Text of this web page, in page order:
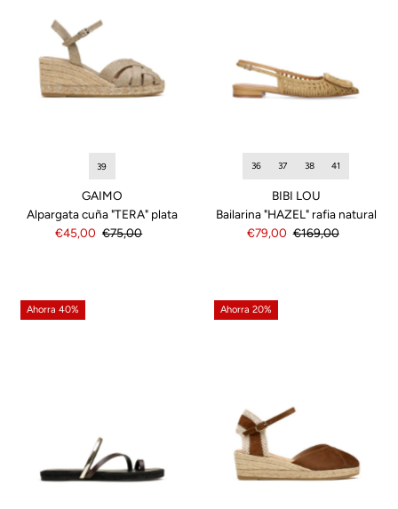
39
GAIMO
Alpargata cuña "TERA" plata
Precio
€45,00 Precio
€75,00
36 37 38 41
BIBI LOU
Bailarina "HAZEL" rafia natural
Precio
€79,00 Precio
€169,00
Ahorra 40% Ahorra 20%